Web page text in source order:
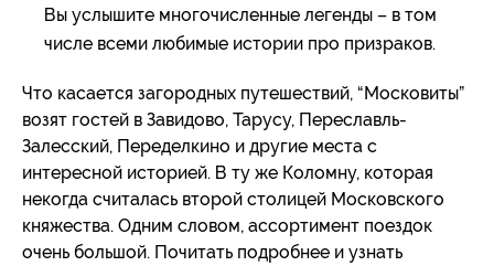
Вы услышите многочисленные легенды – в том
числе всеми любимые истории про призраков.
Что касается загородных путешествий, “Московиты”
возят гостей в Завидово, Тарусу, Переславль-
Залесский, Переделкино и другие места с
интересной историей. В ту же Коломну, которая
некогда считалась второй столицей Московского
княжества. Одним словом, ассортимент поездок
очень большой. Почитать подробнее и узнать